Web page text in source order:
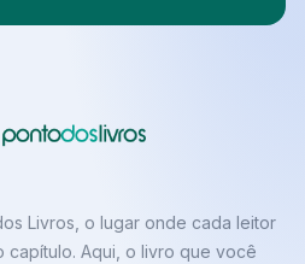
Livros, o lugar onde cada leitor
capítulo. Aqui, o livro que você